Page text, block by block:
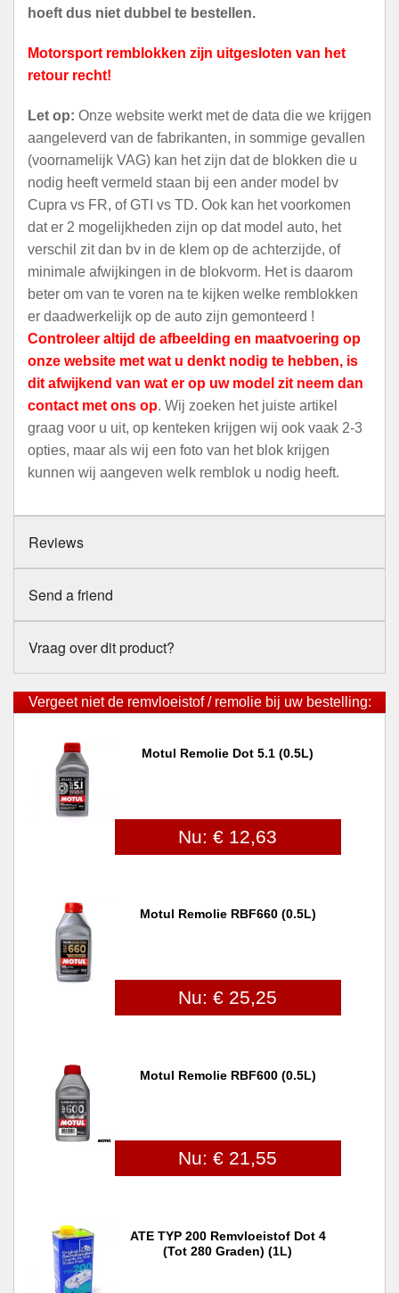
hoeft dus niet dubbel te bestellen.
Motorsport remblokken zijn uitgesloten van het
retour recht!
Let op: Onze website werkt met de data die we krijgen
aangeleverd van de fabrikanten, in sommige gevallen
(voornamelijk VAG) kan het zijn dat de blokken die u
nodig heeft vermeld staan bij een ander model bv
Cupra vs FR, of GTI vs TD. Ook kan het voorkomen
dat er 2 mogelijkheden zijn op dat model auto, het
verschil zit dan bv in de klem op de achterzijde, of
minimale afwijkingen in de blokvorm. Het is daarom
beter om van te voren na te kijken welke remblokken
er daadwerkelijk op de auto zijn gemonteerd !
Controleer altijd de afbeelding en maatvoering op
onze website met wat u denkt nodig te hebben, is
dit afwijkend van wat er op uw model zit neem dan
contact met ons op. Wij zoeken het juiste artikel
graag voor u uit, op kenteken krijgen wij ook vaak 2-3
opties, maar als wij een foto van het blok krijgen
kunnen wij aangeven welk remblok u nodig heeft.
Reviews
Send a friend
Vraag over dit product?
Vergeet niet de remvloeistof / remolie bij uw bestelling:
Motul Remolie Dot 5.1 (0.5L)
Nu: € 12,63
Motul Remolie RBF660 (0.5L)
Nu: € 25,25
Motul Remolie RBF600 (0.5L)
Nu: € 21,55
ATE TYP 200 Remvloeistof Dot 4
(tot 280 Graden) (1L)